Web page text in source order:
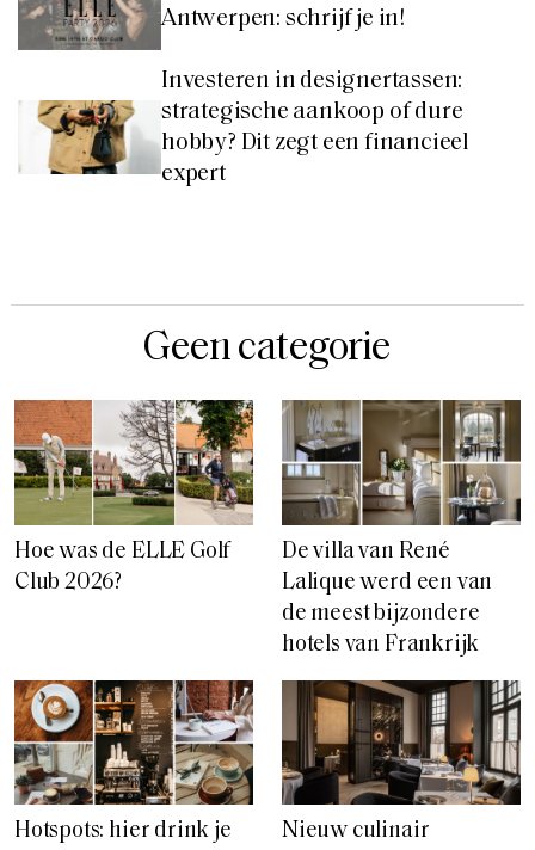
Antwerpen: schrijf je in!
Investeren in designertassen:
strategische aankoop of dure
hobby? Dit zegt een financieel
expert
Geen categorie
Hoe was de ELLE Golf
Club 2026?
De villa van René
Lalique werd een van
de meest bijzondere
hotels van Frankrijk
Hotspots: hier drink je
Nieuw culinair